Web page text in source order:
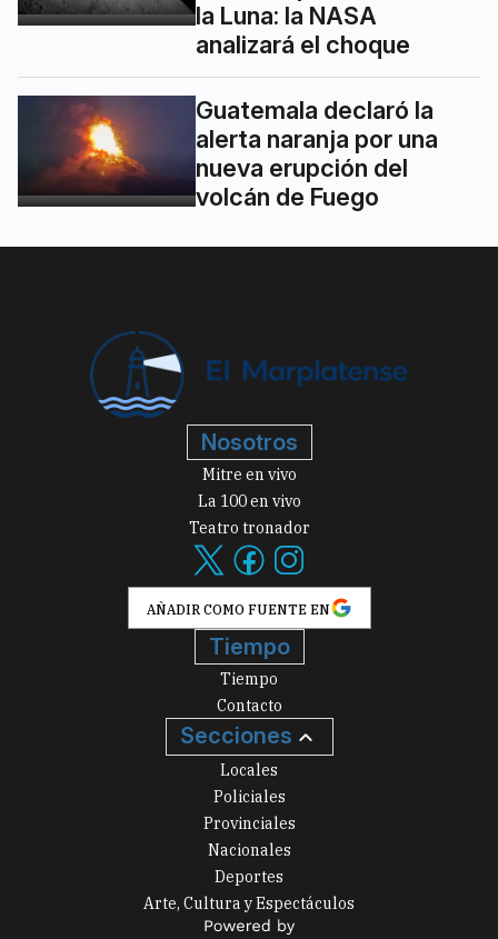
la Luna: la NASA
analizará el choque
Guatemala declaró la
alerta naranja por una
nueva erupción del
volcán de Fuego
Nosotros
Mitre en vivo
La 100 en vivo
Teatro tronador
AÑADIR COMO FUENTE EN
Tiempo
Tiempo
Contacto
Secciones
Locales
Policiales
Provinciales
Nacionales
Deportes
Arte, Cultura y Espectáculos